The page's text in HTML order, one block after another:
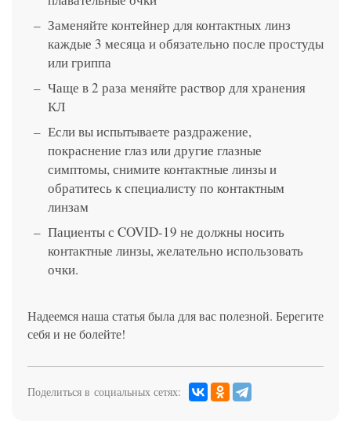
Заменяйте контейнер для контактных линз
каждые 3 месяца и обязательно после простуды
или гриппа
Чаще в 2 раза меняйте раствор для хранения
КЛ
Если вы испытываете раздражение,
покраснение глаз или другие глазные
симптомы, снимите контактные линзы и
обратитесь к специалисту по контактным
линзам
Пациенты с COVID-19 не должны носить
контактные линзы, желательно использовать
очки.
Надеемся наша статья была для вас полезной. Берегите
себя и не болейте!
Поделиться в социальных сетях: